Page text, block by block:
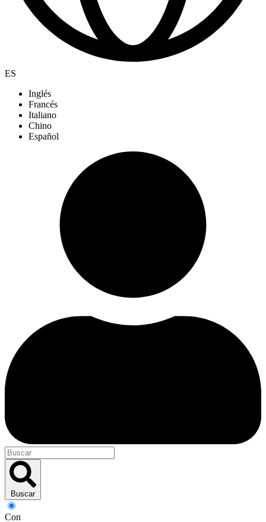
ES
Inglés
Francés
Italiano
Chino
Español
Buscar
Con